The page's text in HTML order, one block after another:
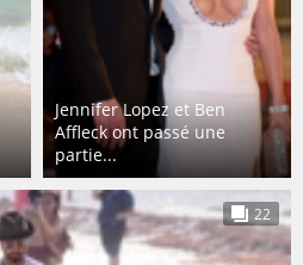
Jennifer Lopez et Ben
Affleck ont passé une
partie...
22